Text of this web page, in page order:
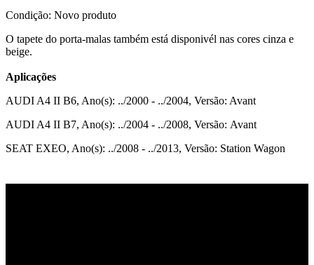
Condição: Novo produto
O tapete do porta-malas também está disponivél nas cores cinza e
beige.
Aplicações
AUDI A4 II B6, Ano(s): ../2000 - ../2004, Versão: Avant
AUDI A4 II B7, Ano(s): ../2004 - ../2008, Versão: Avant
SEAT EXEO, Ano(s): ../2008 - ../2013, Versão: Station Wagon